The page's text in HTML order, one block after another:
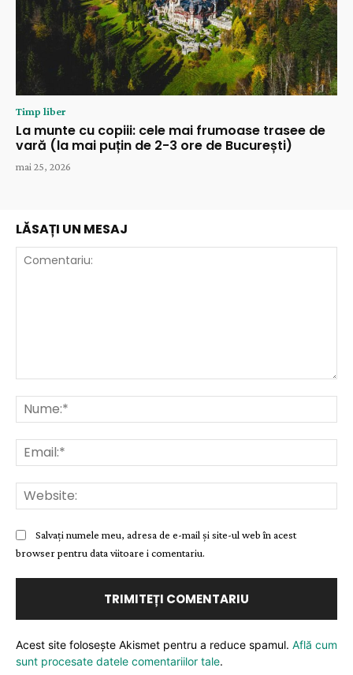
Timp liber
La munte cu copiii: cele mai frumoase trasee de
vară (la mai puțin de 2-3 ore de București)
mai 25, 2026
LĂSAȚI UN MESAJ
Salvați numele meu, adresa de e-mail și site-ul web în acest
browser pentru data viitoare i comentariu.
Acest site folosește Akismet pentru a reduce spamul. Află cum
sunt procesate datele comentariilor tale.